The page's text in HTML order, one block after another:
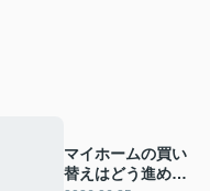
マイホームの買い
替えはどう進め